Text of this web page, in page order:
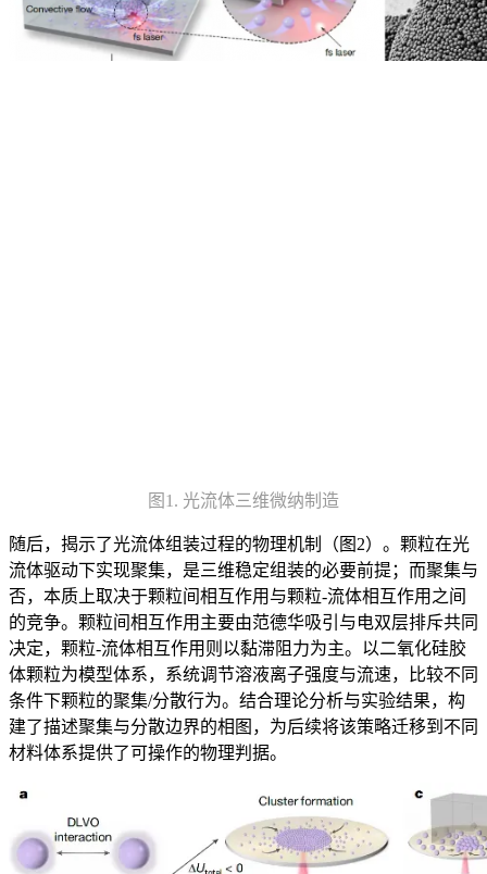
图1. 光流体三维微纳制造
随后，揭示了光流体组装过程的物理机制（图2）。颗粒在光
流体驱动下实现聚集，是三维稳定组装的必要前提；而聚集与
否，本质上取决于颗粒间相互作用与颗粒-流体相互作用之间
的竞争。颗粒间相互作用主要由范德华吸引与电双层排斥共同
决定，颗粒-流体相互作用则以黏滞阻力为主。以二氧化硅胶
体颗粒为模型体系，系统调节溶液离子强度与流速，比较不同
条件下颗粒的聚集/分散行为。结合理论分析与实验结果，构
建了描述聚集与分散边界的相图，为后续将该策略迁移到不同
材料体系提供了可操作的物理判据。